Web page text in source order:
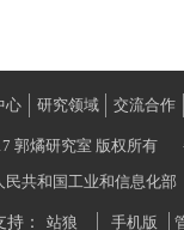
心 研究领域 交流合作
郭燏研究室 版权所有
： 站狼 手机版
民共和国工业和信息化部